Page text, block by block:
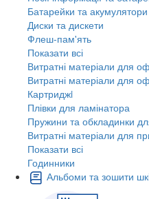
Батарейки та акумулятори
Диски та дискети
Флеш-пам'ять
Показати всі
Витратні матеріали для
Витратні матеріали для
Картриджi
Плівки для ламінатора
Пружини та обкладинки
Витратні матеріали для
Показати всі
Годинники
Альбоми та зошити